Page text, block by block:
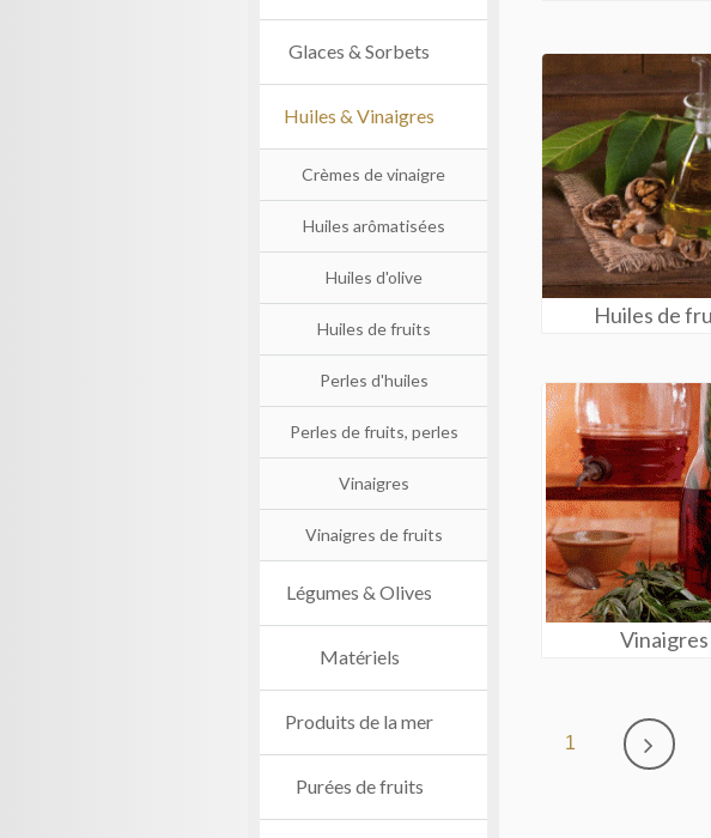
Huiles de
Vinaigres
1
Glaces & Sorbets
Huiles & Vinaigres
Crèmes de vinaigre
Huiles arômatisées
Huiles d'olive
Huiles de fruits
Perles d'huiles
Perles de fruits, perles
Vinaigres
Vinaigres de fruits
Légumes & Olives
Matériels
Produits de la mer
Purées de fruits